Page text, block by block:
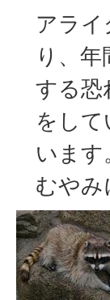
アライ
り、
する恐
をし
います
むやみ